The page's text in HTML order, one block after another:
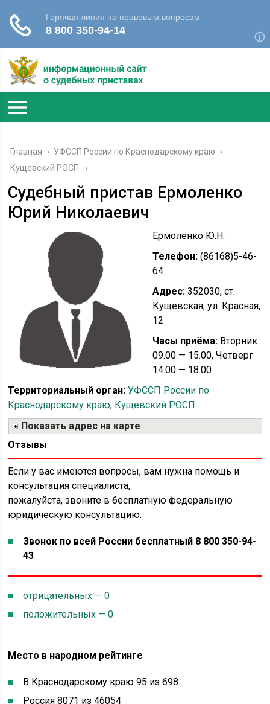
Главная › УФССП России по Краснодарскому краю
›
Кущевский РОСП
Судебный пристав Ермоленко
Юрий Николаевич
Ермоленко Ю.Н.
Телефон: (86168)5-46-
64
Адрес: 352030, ст.
Кущевская, ул. Красная,
12
Часы приёма: Вторник
09.00 — 15.00, Четверг
14.00 — 18.00
Территориальный орган: УФССП России по
Краснодарскому краю, Кущевский РОСП
Показать адрес на карте
Отзывы
Если у вас имеются вопросы, вам нужна помощь и
консультация специалиста,
пожалуйста, звоните в бесплатную федеральную
юридическую консультацию.
Звонок по всей России бесплатный 8 800 350-94-
43
отрицательных — 0
положительных — 0
Место в народном рейтинге
В Краснодарскому краю 95 из 698
Россия 8071 из 46054